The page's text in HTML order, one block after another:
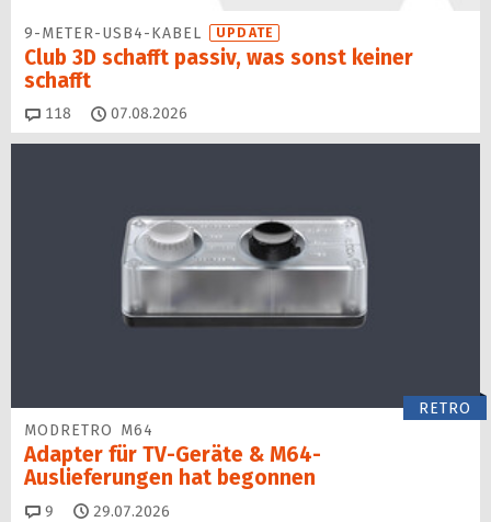
9-METER-USB4-KABEL UPDATE
Club 3D schafft passiv, was sonst keiner
schafft
118 Kommentare
07.08.2026
RETRO
MODRETRO M64
Adapter für TV-Geräte & M64-
Auslieferungen hat begon­nen
9 Kommentare
29.07.2026